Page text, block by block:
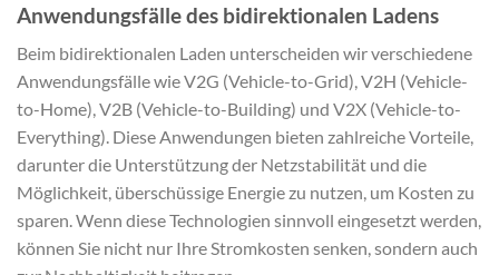
Anwendungsfälle des bidirektionalen Ladens
Beim bidirektionalen Laden unterscheiden wir verschiedene
Anwendungsfälle wie V2G (Vehicle-to-Grid), V2H (Vehicle-
to-Home), V2B (Vehicle-to-Building) und V2X (Vehicle-to-
Everything). Diese Anwendungen bieten zahlreiche Vorteile,
darunter die Unterstützung der Netzstabilität und die
Möglichkeit, überschüssige Energie zu nutzen, um Kosten zu
sparen. Wenn diese Technologien sinnvoll eingesetzt werden,
können Sie nicht nur Ihre Stromkosten senken, sondern auch